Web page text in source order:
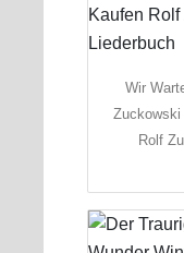
Wir
Zuckowski
Rolf